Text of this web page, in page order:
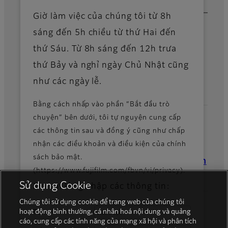
công việc quét.
Paperless Fax
Delivery (Gửi fax
Ứng dụng cho phép tự động
tiếp và sắp xếp các tài liệu
nhận được từ fax.
qua máy chủ)
Về chúng tôi
Tin tức
Tài khoản mạng xã hội chính thức
Tập đoàn Fujifilm
Công ty FUJIFILM Business Innovation
Sử dụng Cookie
Chúng tôi sử dụng cookie để trang web của chúng tôi
hoạt động bình thường, cá nhân hoá nội dung và quảng
cáo, cung cấp các tính năng của mạng xã hội và phân tích
Giờ làm việc của chúng tôi từ 8h
sáng đến 5h chiều từ thứ Hai đến
thứ Sáu. Từ 8h sáng đến 12h trưa
thứ Bảy và nghỉ ngày Chủ Nhật cũng
như các ngày lễ.
Bằng cách nhấp vào phần “Bắt đầu trò
chuyện” bên dưới, tôi tự nguyện cung cấp
các thông tin sau và đồng ý cũng như chấp
nhận các điều khoản và điều kiện của chính
sách bảo mật.
(https://www.fujifilm.com/fbvn/vi/privacy).
Xin vui lòng nhập các thông tin:
Tên: